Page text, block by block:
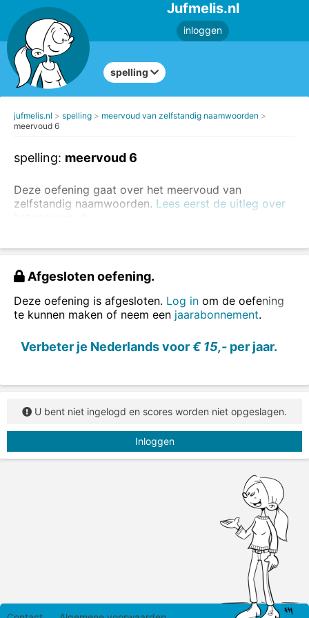
Jufmelis.nl
inloggen
spelling
jufmelis.nl spelling
meervoud van zelfstandig naamwoorden
meervoud 6
spelling: meervoud 6
Deze oefening gaat over het meervoud van
zelfstandig naamwoorden. Lees eerst de uitleg over
Afgesloten oefening.
Deze oefening is afgesloten. Log in om de oefening
te kunnen maken of neem een jaarabonnement.
Verbeter je Nederlands voor€ 15,- per jaar.
U bent niet ingelogd en scores worden niet opgeslagen.
Inloggen